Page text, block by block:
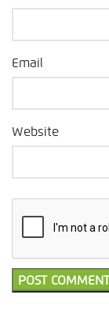
Email
Website